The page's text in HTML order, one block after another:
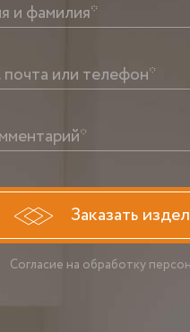
и фамилия*
почта или телефон*
Заказать
Согласие на обработку